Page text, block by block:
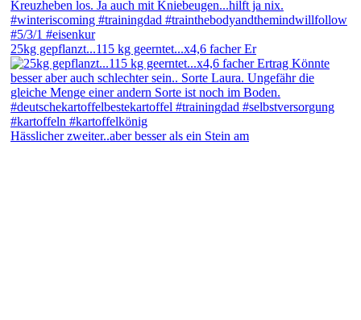
25kg gepflanzt...115 kg geerntet...x4,6 facher Er
Hässlicher zweiter..aber besser als ein Stein am